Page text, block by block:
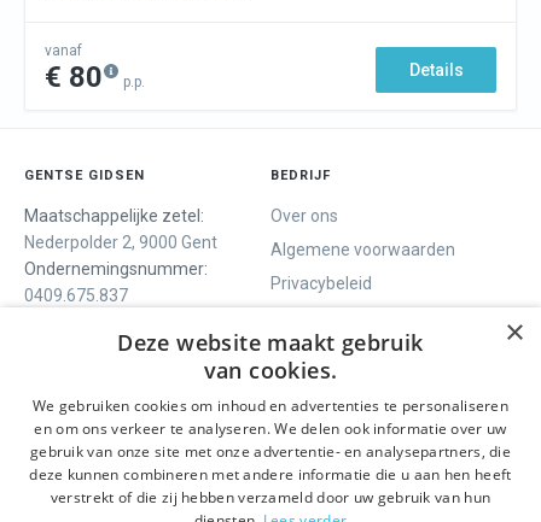
vanaf
€ 80 p.p.
Details
GENTSE GIDSEN
Maatschappelijke zetel:
Nederpolder 2, 9000 Gent
Ondernemingsnummer:
0409.675.837
BEDRIJF
Over ons
Algemene voorwaarden
Privacybeleid
ONS AANBOD
Rondleidingen
Dagprogramma
SOCIALS
Facebook
Instagram
LinkedIn
×
Deze website maakt gebruik
van cookies.
We gebruiken cookies om inhoud en advertenties te personaliseren
en om ons verkeer te analyseren. We delen ook informatie over uw
gebruik van onze site met onze advertentie- en analysepartners, die
deze kunnen combineren met andere informatie die u aan hen heeft
verstrekt of die zij hebben verzameld door uw gebruik van hun